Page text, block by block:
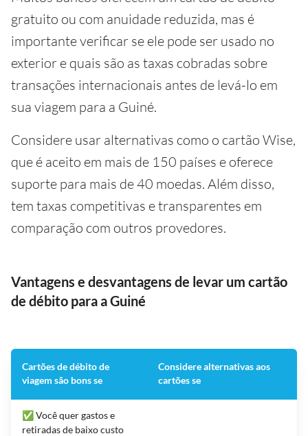
gratuito ou com anuidade reduzida, mas é
importante verificar se ele pode ser usado no
exterior e quais são as taxas cobradas sobre
transações internacionais antes de levá-lo em
sua viagem para a Guiné.
Considere usar alternativas como o cartão Wise,
que é aceito em mais de 150 países e oferece
suporte para mais de 40 moedas. Além disso,
tem taxas competitivas e transparentes em
comparação com outros provedores.
Vantagens e desvantagens de levar um cartão
de débito para a Guiné
Cartões de débito de
viagem são bons se
Considere alternativas aos
cartões se
✅ Você quer gastos e
retiradas de baixo custo